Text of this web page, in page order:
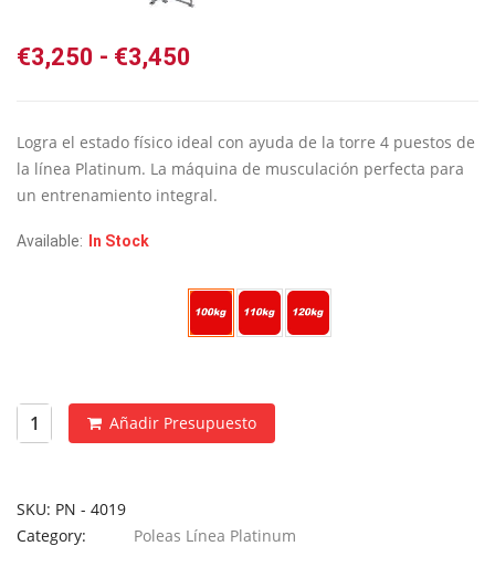
€3,250 - €3,450
desde
€3,250
hasta
Logra el estado físico ideal con ayuda de la torre 4 puestos de
la línea Platinum. La máquina de musculación perfecta para
un entrenamiento integral.
Available: In Stock
Añadir Presupuesto
SKU: PN - 4019
Category:
Poleas Línea Platinum